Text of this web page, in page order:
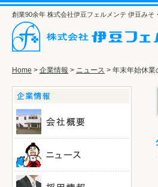
創業90余年 株式会社伊豆フェルメンテ 伊豆み
Home > 企業情報 > ニュース > 年末年始休業